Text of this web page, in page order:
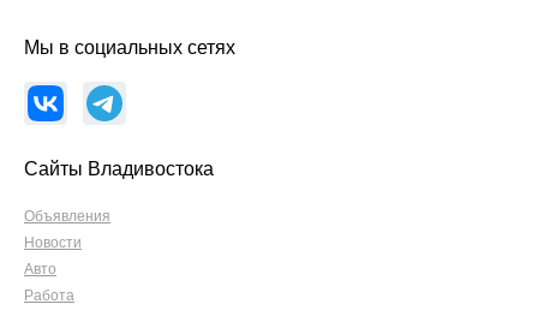
Мы в социальных сетях
Сайты Владивостока
Объявления
Новости
Авто
Работа